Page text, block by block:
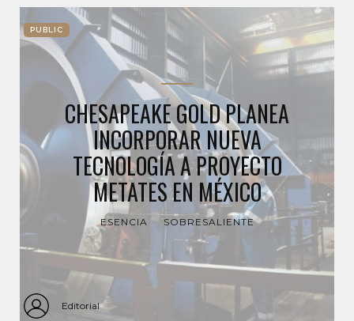
PUBLIC
CHESAPEAKE GOLD PLANEA
INCORPORAR NUEVA
TECNOLOGÍA A PROYECTO
METATES EN MÉXICO
ESENCIA SOBRESALIENTE
Editorial